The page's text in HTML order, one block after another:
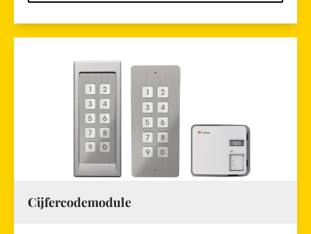
Cijfercodemodule